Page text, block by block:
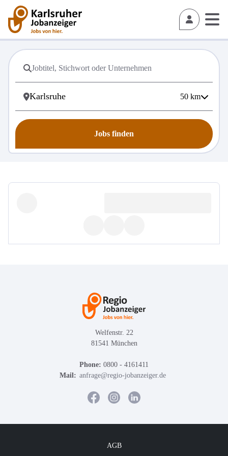
50 km
Jobs finden
Welfenstr. 22
81541 München
Phone: 0800 - 4161411
Mail: anfrage@regio-jobanzeiger.de
AGB